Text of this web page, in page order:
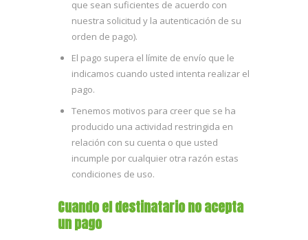
que sean suficientes de acuerdo con
nuestra solicitud y la autenticación de su
orden de pago).
El pago supera el límite de envío que le
indicamos cuando usted intenta realizar el
pago.
Tenemos motivos para creer que se ha
producido una actividad restringida en
relación con su cuenta o que usted
incumple por cualquier otra razón estas
condiciones de uso.
Cuando el destinatario no acepta
un pago